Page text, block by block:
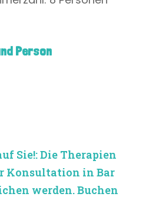
Person
Sie!: Die Therapien
Konsultation in Bar
werden. Buchen